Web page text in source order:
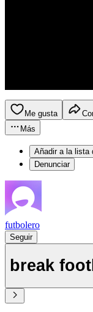
Me gusta
Más
Añadir a la lista
Denunciar
futbolero
Seguir
break